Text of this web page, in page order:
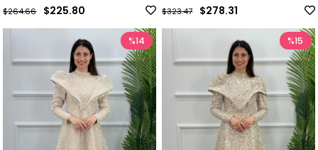
$225.80
$264.66 $278.31
$323.47
%14 %15